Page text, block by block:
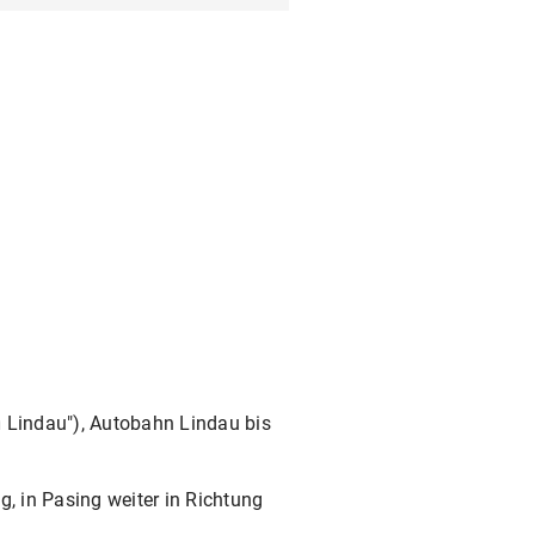
der Beschilderung) und
Lindau"), Autobahn Lindau bis
in Pasing weiter in Richtung